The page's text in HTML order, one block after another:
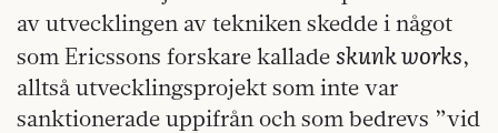
av utvecklingen av tekniken skedde i något
som Ericssons forskare kallade skunk works,
alltså utvecklingsprojekt som inte var
sanktionerade uppifrån och som bedrevs ”vid